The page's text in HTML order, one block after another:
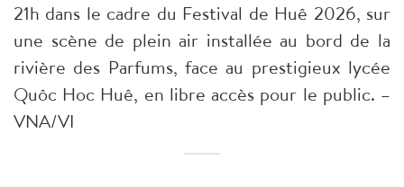
21h dans le cadre du Festival de Huê 2026, sur
une scène de plein air installée au bord de la
rivière des Parfums, face au prestigieux lycée
Quôc Hoc Huê, en libre accès pour le public. –
VNA/VI